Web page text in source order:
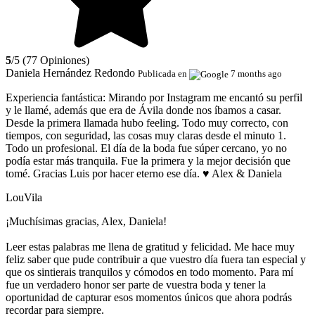
5/5 (77 Opiniones)
Daniela Hernández Redondo Publicada en 7 months ago
Experiencia fantástica: Mirando por Instagram me encantó su perfil
y le llamé, además que era de Ávila donde nos íbamos a casar.
Desde la primera llamada hubo feeling. Todo muy correcto, con
tiempos, con seguridad, las cosas muy claras desde el minuto 1.
Todo un profesional. El día de la boda fue súper cercano, yo no
podía estar más tranquila. Fue la primera y la mejor decisión que
tomé. Gracias Luis por hacer eterno ese día. ♥️ Alex & Daniela
LouVila
¡Muchísimas gracias, Alex, Daniela!
Leer estas palabras me llena de gratitud y felicidad. Me hace muy
feliz saber que pude contribuir a que vuestro día fuera tan especial y
que os sintierais tranquilos y cómodos en todo momento. Para mí
fue un verdadero honor ser parte de vuestra boda y tener la
oportunidad de capturar esos momentos únicos que ahora podrás
recordar para siempre.